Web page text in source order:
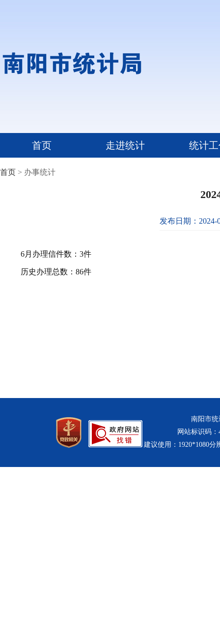
首页 走进统计 统计
首页 > 办事统计
发布日期：2024-
6月办理信件数：3件
历史办理总数：86件
南阳市统
网站标识码：
建议使用：1920*1080